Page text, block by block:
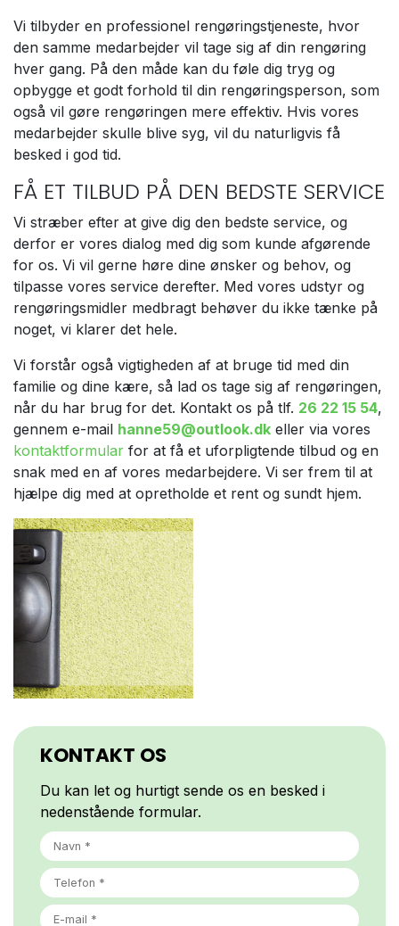
Vi tilbyder en professionel rengøringstjeneste, hvor
den samme medarbejder vil tage sig af din rengøring
hver gang. På den måde kan du føle dig tryg og
opbygge et godt forhold til din rengøringsperson, som
også vil gøre rengøringen mere effektiv. Hvis vores
medarbejder skulle blive syg, vil du naturligvis få
besked i god tid.
FÅ ET TILBUD PÅ DEN BEDSTE SERVICE
Vi stræber efter at give dig den bedste service, og
derfor er vores dialog med dig som kunde afgørende
for os. Vi vil gerne høre dine ønsker og behov, og
tilpasse vores service derefter. Med vores udstyr og
rengøringsmidler medbragt behøver du ikke tænke på
noget, vi klarer det hele.
Vi forstår også vigtigheden af at bruge tid med din
familie og dine kære, så lad os tage sig af rengøringen,
når du har brug for det. Kontakt os på tlf. 26 22 15 54,
gennem e-mail hanne59@outlook.dk eller via vores
kontaktformular for at få et uforpligtende tilbud og en
snak med en af vores medarbejdere. Vi ser frem til at
hjælpe dig med at opretholde et rent og sundt hjem.
KONTAKT OS
Du kan let og hurtigt sende os en besked i
nedenstående formular.